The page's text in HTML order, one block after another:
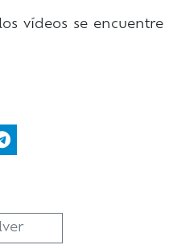
vídeos se encuentre